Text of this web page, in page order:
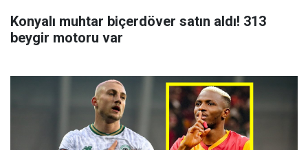
Konyalı muhtar biçerdöver satın aldı! 313
beygir motoru var